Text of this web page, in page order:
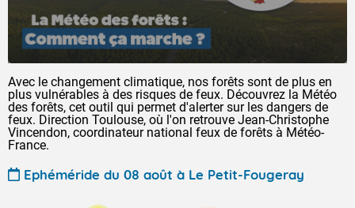
Avec le changement climatique, nos forêts sont de plus en
plus vulnérables à des risques de feux. Découvrez la Météo
des forêts, cet outil qui permet d'alerter sur les dangers de
feux. Direction Toulouse, où l'on retrouve Jean-Christophe
Vincendon, coordinateur national feux de forêts à Météo-
France.
Ephéméride du 08 août à Le Petit-Fougeray